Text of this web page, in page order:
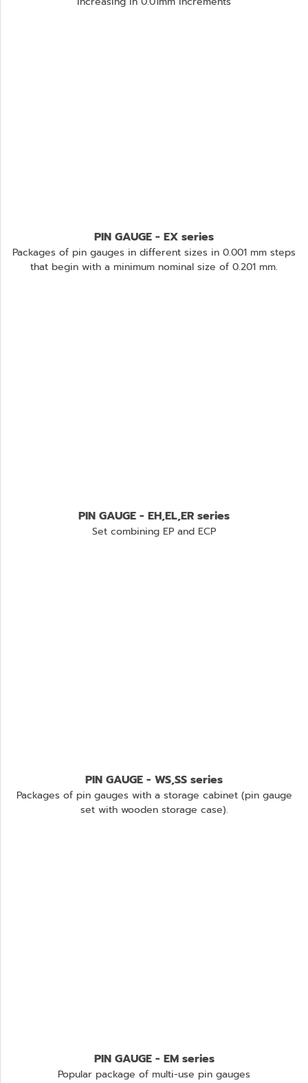
PIN GAUGE - EX series
Packages of pin gauges in different sizes in 0.001 mm steps
that begin with a minimum nominal size of 0.201 mm.
PIN GAUGE - EH,EL,ER series
Set combining EP and ECP
PIN GAUGE - WS,SS series
Packages of pin gauges with a storage cabinet (pin gauge
set with wooden storage case).
PIN GAUGE - EM series
Popular package of multi-use pin gauges